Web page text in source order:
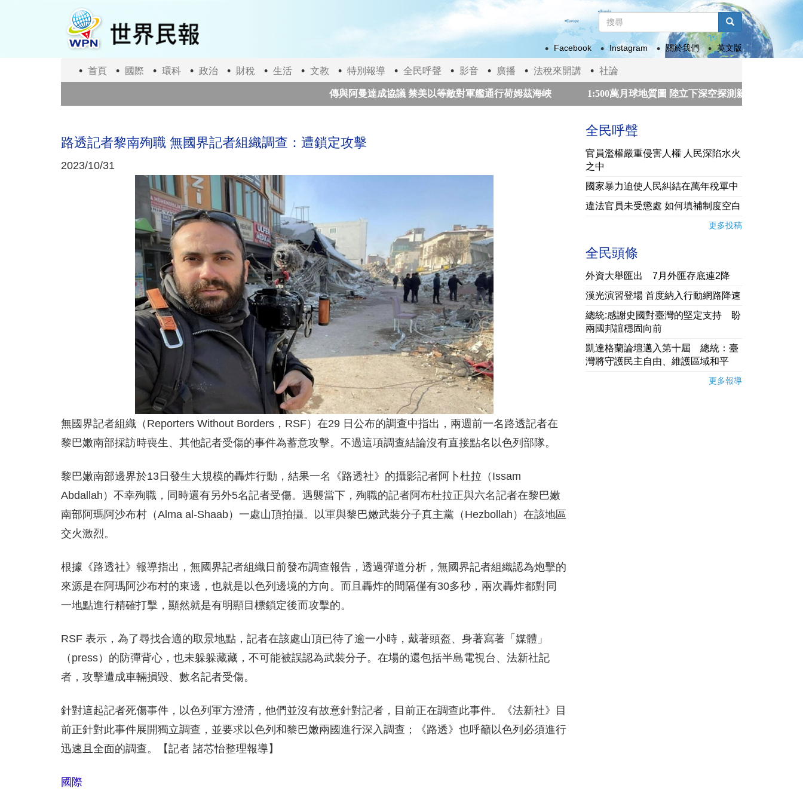
搜
尋
表
單
搜尋
Facebook
Instagram 關於我們 英文版
首頁 國際 環科 政治 財稅 生活 文教 特別報導 全民呼聲 影音 廣播 法稅來開講 社論
傳與阿曼達成協議 禁美以等敵對軍艦通行荷姆茲海峽 1:500萬月球地質圖 陸立下深空探測新標準
路透記者黎南殉職 無國界記者組織調查：遭鎖定攻擊
2023/10/31
無國界記者組織（Reporters Without Borders，RSF）在29 日公布的調查中指出，兩週前一名路透記者在
黎巴嫩南部採訪時喪生、其他記者受傷的事件為蓄意攻擊。不過這項調查結論沒有直接點名以色列部隊。
黎巴嫩南部邊界於13日發生大規模的轟炸行動，結果一名《路透社》的攝影記者阿卜杜拉（Issam
Abdallah）不幸殉職，同時還有另外5名記者受傷。遇襲當下，殉職的記者阿布杜拉正與六名記者在黎巴嫩
南部阿瑪阿沙布村（Alma al-Shaab）一處山頂拍攝。以軍與黎巴嫩武裝分子真主黨（Hezbollah）在該地區
交火激烈。
根據《路透社》報導指出，無國界記者組織日前發布調查報告，透過彈道分析，無國界記者組織認為炮擊的
來源是在阿瑪阿沙布村的東邊，也就是以色列邊境的方向。而且轟炸的間隔僅有30多秒，兩次轟炸都對同
一地點進行精確打擊，顯然就是有明顯目標鎖定後而攻擊的。
RSF 表示，為了尋找合適的取景地點，記者在該處山頂已待了逾一小時，戴著頭盔、身著寫著「媒體」
（press）的防彈背心，也未躲躲藏藏，不可能被誤認為武裝分子。在場的還包括半島電視台、法新社記
者，攻擊遭成車輛損毀、數名記者受傷。
針對這起記者死傷事件，以色列軍方澄清，他們並沒有故意針對記者，目前正在調查此事件。《法新社》目
前正針對此事件展開獨立調查，並要求以色列和黎巴嫩兩國進行深入調查；《路透》也呼籲以色列必須進行
迅速且全面的調查。【記者 諸芯怡整理報導】
國際
全民呼聲
官員濫權嚴重侵害人權 人民深陷水火
之中
國家暴力迫使人民糾結在萬年稅單中
違法官員未受懲處 如何填補制度空白
更多投稿
全民頭條
外資大舉匯出 7月外匯存底連2降
漢光演習登場 首度納入行動網路降速
總統:感謝史國對臺灣的堅定支持 盼
兩國邦誼穩固向前
凱達格蘭論壇邁入第十屆 總統：臺
灣將守護民主自由、維護區域和平
更多報導